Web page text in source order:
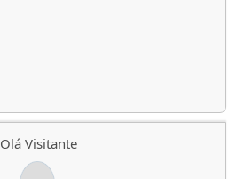
Olá Visitante